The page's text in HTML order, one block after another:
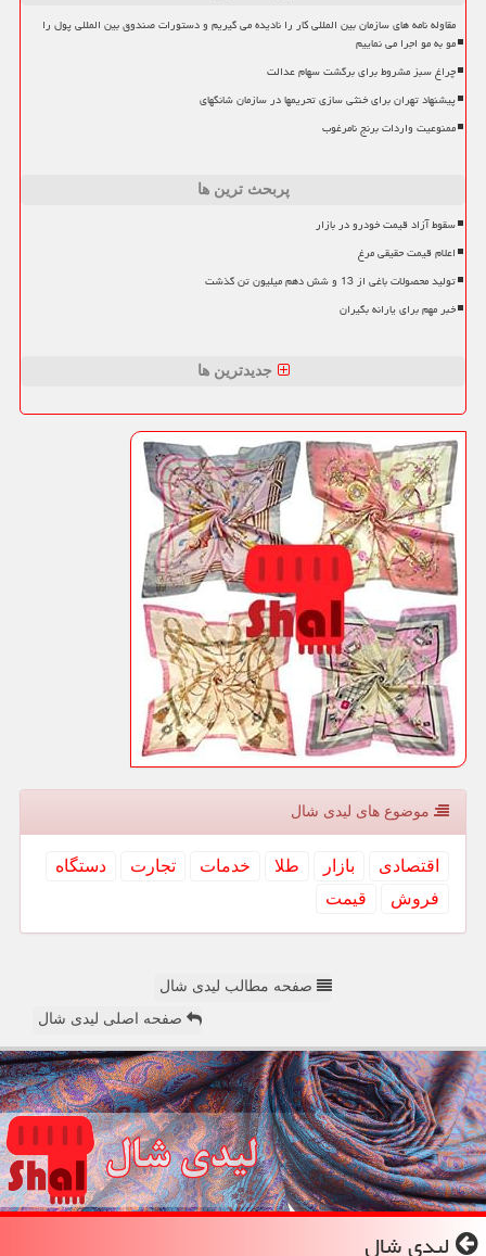
مقاوله نامه های سازمان بین المللی کار را نادیده می گیریم و دستورات صندوق بین المللی پول را
مو به مو اجرا می نماییم
چراغ سبز مشروط برای برگشت سهام عدالت
پیشنهاد تهران برای خنثی سازی تحریمها در سازمان شانگهای
ممنوعیت واردات برنج نامرغوب
پربحث ترین ها
سقوط آزاد قیمت خودرو در بازار
اعلام قیمت حقیقی مرغ
تولید محصولات باغی از 13 و شش دهم میلیون تن گذشت
خبر مهم برای یارانه بگیران
جدیدترین ها
موضوع های لیدی شال
اقتصادی بازار طلا خدمات تجارت
دستگاه
فروش
قیمت
صفحه مطالب لیدی شال
صفحه اصلی لیدی شال
لیدی شال